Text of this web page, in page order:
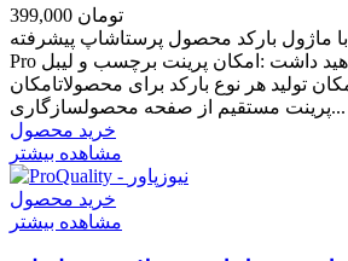
399,000 تومان
با ماژول بارکد محصول پرستاشاپ پیشرفته - Print Product Labels
Pro این قابلیت ها را خواهید داشت :امکان پرینت برچسب و لیبل
تولید هر نوع بارکد برای محصولاتامکان
پرینت مستقیم از صفحه محصولسازگاری...
خرید محصول
مشاهده بیشتر
خرید محصول
مشاهده بیشتر